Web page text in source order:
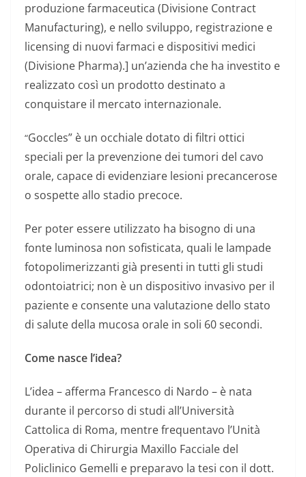
produzione farmaceutica (Divisione Contract
Manufacturing), e nello sviluppo, registrazione e
licensing di nuovi farmaci e dispositivi medici
(Divisione Pharma).] un’azienda che ha investito e
realizzato così un prodotto destinato a
conquistare il mercato internazionale.
“Goccles” è un occhiale dotato di filtri ottici
speciali per la prevenzione dei tumori del cavo
orale, capace di evidenziare lesioni precancerose
o sospette allo stadio precoce.
Per poter essere utilizzato ha bisogno di una
fonte luminosa non sofisticata, quali le lampade
fotopolimerizzanti già presenti in tutti gli studi
odontoiatrici; non è un dispositivo invasivo per il
paziente e consente una valutazione dello stato
di salute della mucosa orale in soli 60 secondi.
Come nasce l’idea?
L’idea – afferma Francesco di Nardo – è nata
durante il percorso di studi all’Università
Cattolica di Roma, mentre frequentavo l’Unità
Operativa di Chirurgia Maxillo Facciale del
Policlinico Gemelli e preparavo la tesi con il dott.